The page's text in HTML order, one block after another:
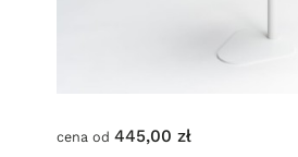
cena od 445,00 zł